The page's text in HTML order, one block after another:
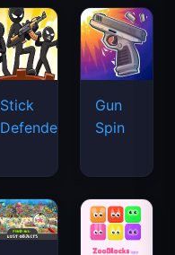
Stick
Defenders
Gun
Spin